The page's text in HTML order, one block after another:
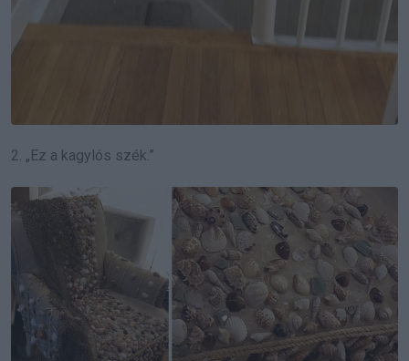
2. „Ez a kagylós szék.”